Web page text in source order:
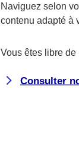
Naviguez selon
contenu adapté à
Vous êtes libre de
Consulter